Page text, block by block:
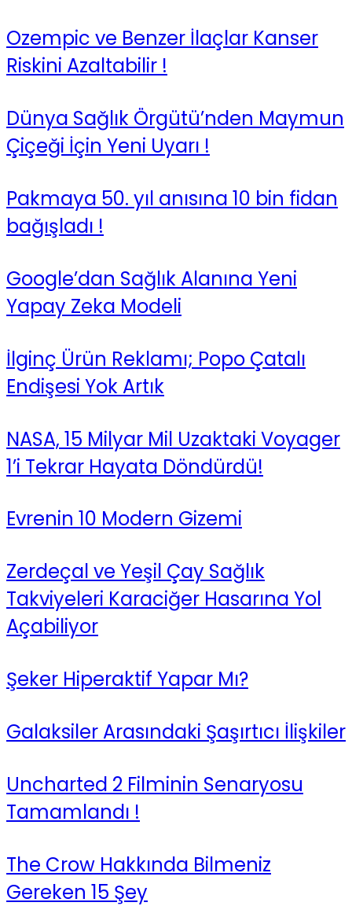
Ozempic ve Benzer İlaçlar Kanser
Riskini Azaltabilir !
Dünya Sağlık Örgütü’nden Maymun
Çiçeği İçin Yeni Uyarı !
Pakmaya 50. yıl anısına 10 bin fidan
bağışladı !
Google’dan Sağlık Alanına Yeni
Yapay Zeka Modeli
İlginç Ürün Reklamı; Popo Çatalı
Endişesi Yok Artık
NASA, 15 Milyar Mil Uzaktaki Voyager
1’i Tekrar Hayata Döndürdü!
Evrenin 10 Modern Gizemi​
Zerdeçal ve Yeşil Çay Sağlık
Takviyeleri Karaciğer Hasarına Yol
Açabiliyor
Şeker Hiperaktif Yapar Mı?
Galaksiler Arasındaki Şaşırtıcı İlişkiler
Uncharted 2 Filminin Senaryosu
Tamamlandı !
The Crow Hakkında Bilmeniz
Gereken 15 Şey